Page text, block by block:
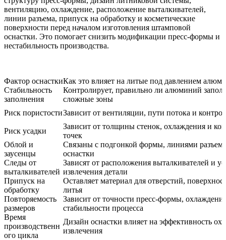
вентиляцию, охлаждение, расположение выталкивателей,
линии разъема, припуск на обработку и косметические
поверхности перед началом изготовления штамповой
оснастки. Это помогает снизить модификации пресс-формы и
нестабильность производства.
Фактор оснасткиКак это влияет на литые под давлением
Стабильность
заполнения
Контролирует, правильно ли алюминий
сложные зоны
Риск пористостиЗависит от вентиляции, пути потока и
Риск усадки
Зависит от толщины стенок, охлаждения и
точек
Облой и
заусенцы
Связаны с подгонкой формы, линиями
оснастки
Следы от
выталкивателей
Зависят от расположения выталкивателей и
извлечения детали
Припуск на
обработку
Оставляет материал для отверстий,
литья
Повторяемость
размеров
Зависит от точности пресс-формы,
стабильности процесса
Время
производственн
ого цикла
Дизайн оснастки влияет на эффективность
извлечения